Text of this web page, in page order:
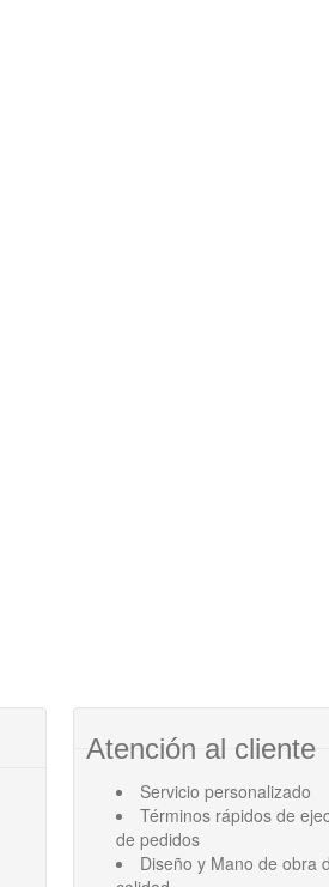
Atención al cliente
Servicio personalizado
Términos rápidos de
de pedidos
Diseño y Mano de obra